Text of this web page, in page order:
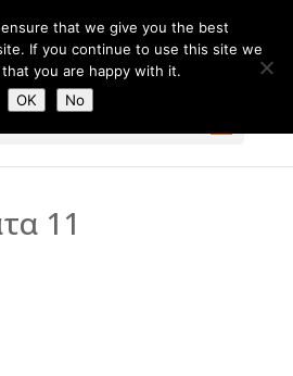
11
that we give you the best
If you continue to use this site we
you are happy with it.
OK
No